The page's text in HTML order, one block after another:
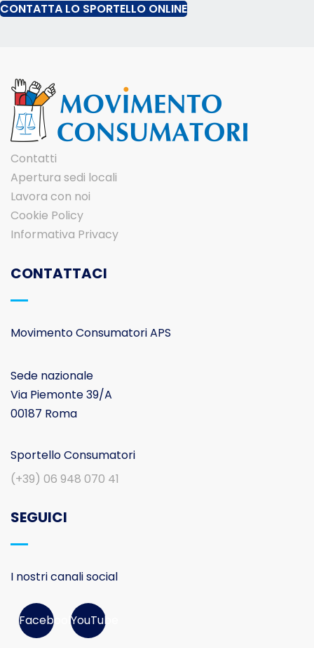
CONTATTA LO SPORTELLO ONLINE
Contatti
Apertura sedi locali
Lavora con noi
Cookie Policy
Informativa Privacy
CONTATTACI
Movimento Consumatori APS
Sede nazionale
Via Piemonte 39/A
00187 Roma
Sportello Consumatori
(+39) 06 948 070 41
SEGUICI
I nostri canali social
FacebookYouTube